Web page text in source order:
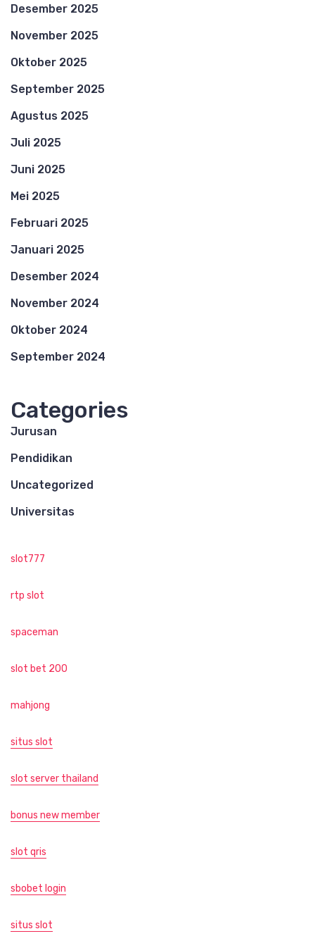
Desember 2025
November 2025
Oktober 2025
September 2025
Agustus 2025
Juli 2025
Juni 2025
Mei 2025
Februari 2025
Januari 2025
Desember 2024
November 2024
Oktober 2024
September 2024
Categories
Jurusan
Pendidikan
Uncategorized
Universitas
slot777
rtp slot
spaceman
slot bet 200
mahjong
situs slot
slot server thailand
bonus new member
slot qris
sbobet login
situs slot